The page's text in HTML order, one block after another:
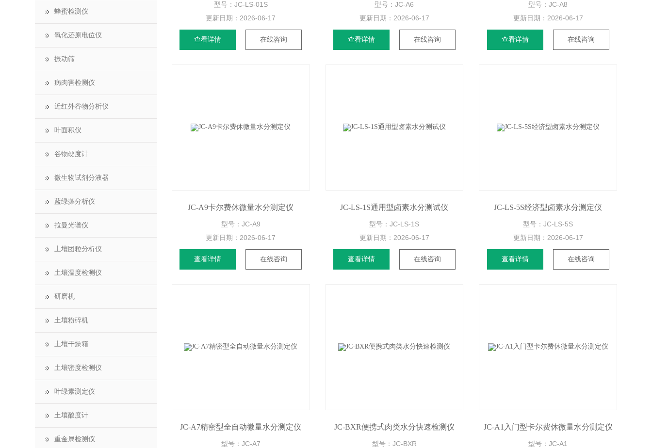
蜂蜜检测仪
氧化还原电位仪
振动筛
病肉害检测仪
近红外谷物分析仪
叶面积仪
谷物硬度计
微生物试剂分液器
蓝绿藻分析仪
拉曼光谱仪
土壤团粒分析仪
土壤温度检测仪
研磨机
土壤粉碎机
土壤干燥箱
土壤密度检测仪
叶绿素测定仪
土壤酸度计
重金属检测仪
型号：JC-LS-01S
更新日期： 2026-06-17
查看详情 在线咨询
型号：JC-A6
更新日期： 2026-06-17
查看详情 在线咨询
型号：JC-A8
更新日期： 2026-06-17
查看详情 在线咨询
JC-A9卡尔费休微量水分测定仪
型号：JC-A9
更新日期： 2026-06-17
查看详情 在线咨询
JC-LS-1S通用型卤素水分测试仪
型号：JC-LS-1S
更新日期： 2026-06-17
查看详情 在线咨询
JC-LS-5S经济型卤素水分测定仪
型号：JC-LS-5S
更新日期： 2026-06-17
查看详情 在线咨询
JC-A7精密型全自动微量水分测定仪
型号：JC-A7
JC-BXR便携式肉类水分快速检测仪
型号：JC-BXR
JC-A1入门型卡尔费休微量水分测定仪
型号：JC-A1